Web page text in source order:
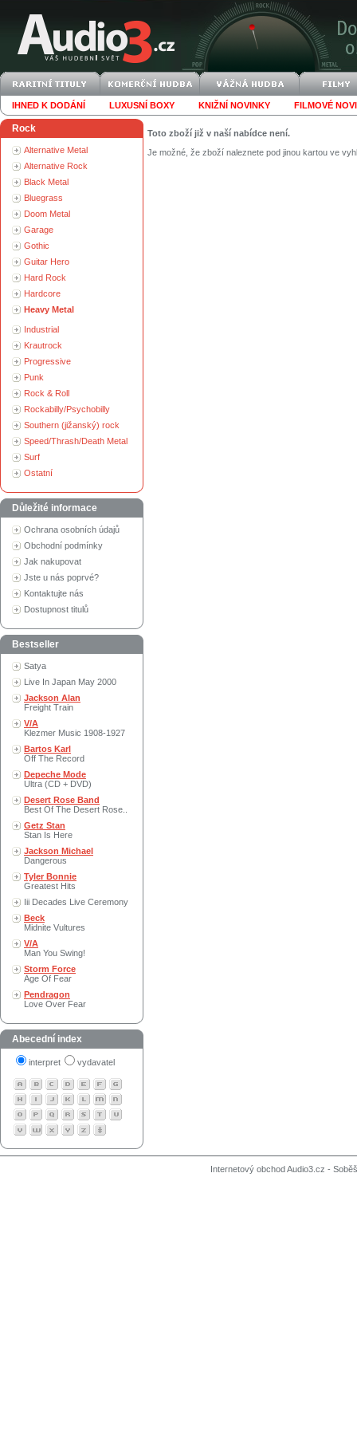
IHNED K DODÁNÍ LUXUSNÍ BOXY KNIŽNÍ NOVINKY FILMOVÉ
Rock
Alternative Metal
Alternative Rock
Black Metal
Bluegrass
Doom Metal
Garage
Gothic
Guitar Hero
Hard Rock
Hardcore
Heavy Metal
Industrial
Krautrock
Progressive
Punk
Rock & Roll
Rockabilly/Psychobilly
Southern (jižanský) rock
Speed/Thrash/Death Metal
Surf
Ostatní
Důležité informace
Ochrana osobních údajů
Obchodní podmínky
Jak nakupovat
Jste u nás poprvé?
Kontaktujte nás
Dostupnost titulů
Bestseller
Satya
Live In Japan May 2000
Jackson Alan
Freight Train
V/A
Klezmer Music 1908-1927
Bartos Karl
Off The Record
Depeche Mode
Ultra (CD + DVD)
Desert Rose Band
Best Of The Desert Rose..
Getz Stan
Stan Is Here
Jackson Michael
Dangerous
Tyler Bonnie
Greatest Hits
Iii Decades Live Ceremony
Beck
Midnite Vultures
V/A
Man You Swing!
Storm Force
Age Of Fear
Pendragon
Love Over Fear
Abecední index
interpret vydavatel
Toto zboží již v naší nabídce není.
Je možné, že zboží naleznete pod jinou kartou ve
Internetový obchod Audio3.cz -